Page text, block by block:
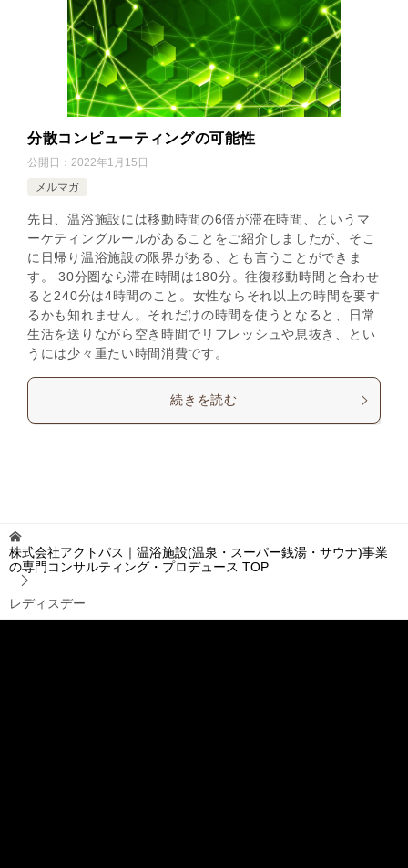
分散コンピューティングの可能性
公開日： 2022年1月15日
メルマガ
先日、温浴施設には移動時間の6倍が滞在時間、というマ
ーケティングルールがあることをご紹介しましたが、そこ
に日帰り温浴施設の限界がある、とも言うことができま
す。 30分圏なら滞在時間は180分。往復移動時間と合わせ
ると240分は4時間のこと。女性ならそれ以上の時間を要す
るかも知れません。それだけの時間を使うとなると、日常
生活を送りながら空き時間でリフレッシュや息抜き、とい
うには少々重たい時間消費です。
続きを読む
株式会社アクトパス｜温浴施設(温泉・スーパー銭湯・サウナ)事業
の専門コンサルティング・プロデュース TOP
レディスデー